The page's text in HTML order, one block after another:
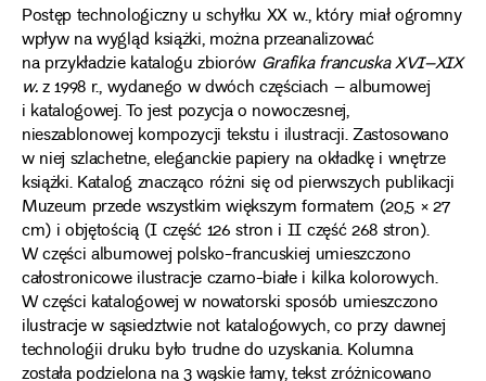
Postęp technologiczny u schyłku XX w., który miał ogromny
wpływ na wygląd książki, można przeanalizować
na przykładzie katalogu zbiorów Grafika francuska XVI–XIX
w.z 1998 r., wydanego w dwóch częściach – albumowej
i katalogowej. To jest pozycja o nowoczesnej,
nieszablonowej kompozycji tekstu i ilustracji. Zastosowano
w niej szlachetne, eleganckie papiery na okładkę i wnętrze
książki. Katalog znacząco różni się od pierwszych publikacji
Muzeum przede wszystkim większym formatem (20,5 × 27
cm) i objętością (I część 126 stron i II część 268 stron).
W części albumowej polsko-francuskiej umieszczono
całostronicowe ilustracje czarno-białe i kilka kolorowych.
W części katalogowej w nowatorski sposób umieszczono
ilustracje w sąsiedztwie not katalogowych, co przy dawnej
technologii druku było trudne do uzyskania. Kolumna
została podzielona na 3 wąskie łamy, tekst zróżnicowano